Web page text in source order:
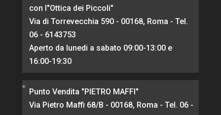
con l"Ottica dei Piccoli"
Via di Torrevecchia 590 - 00168, Roma - Tel.
06 - 6143753
Aperto da lunedi a sabato 09:00-13:00 e
16:00-19:30
Punto Vendita "PIETRO MAFFI"
Via Pietro Maffi 68/B - 00168, Roma - Tel. 06 -